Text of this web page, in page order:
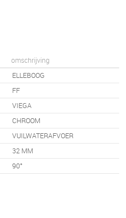
omschrijving
ELLEBOOG
FF
VIEGA
CHROOM
VUILWATERAFVOER
32 MM
90°